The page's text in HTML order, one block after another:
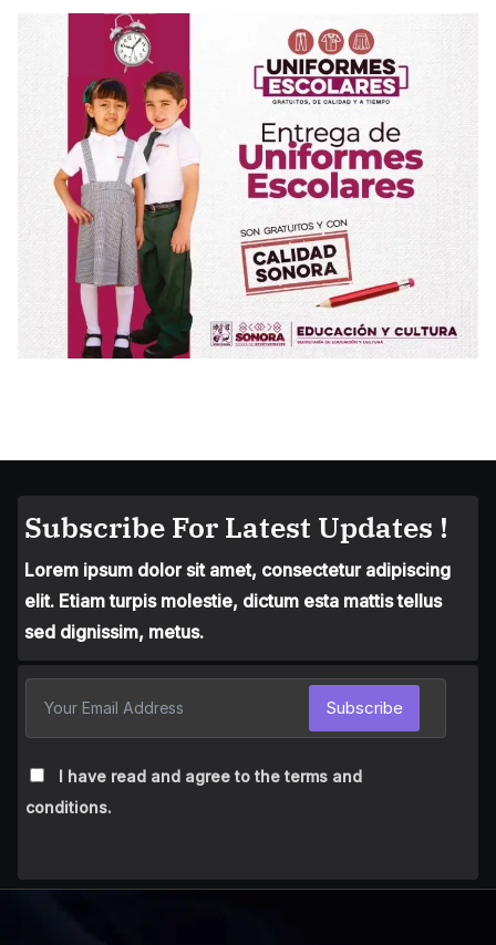
Subscribe For Latest Updates !
Lorem ipsum dolor sit amet, consectetur adipiscing
elit. Etiam turpis molestie, dictum esta mattis tellus
sed dignissim, metus.
I have read and agree to the terms and
conditions.
Subscribe